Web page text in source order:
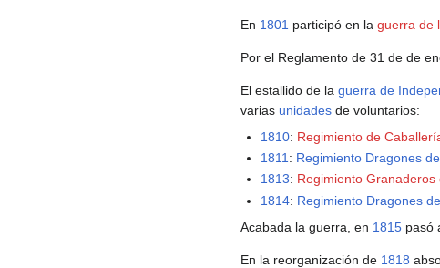
En 1801 participó en la guerra de
Por el Reglamento de 31 de de
El estallido de la guerra de
varias unidades de voluntarios:
1810: Regimiento de
1811 : Regimiento Dragones
1813: Regimiento Granaderos
1814: Regimiento Dragones
Acabada la guerra, en 1815 pasó
En la reorganización de 1818